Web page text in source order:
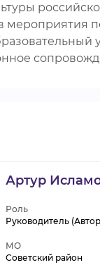
мероприятия
Артур
Роль
Руководитель
МО
Советский район